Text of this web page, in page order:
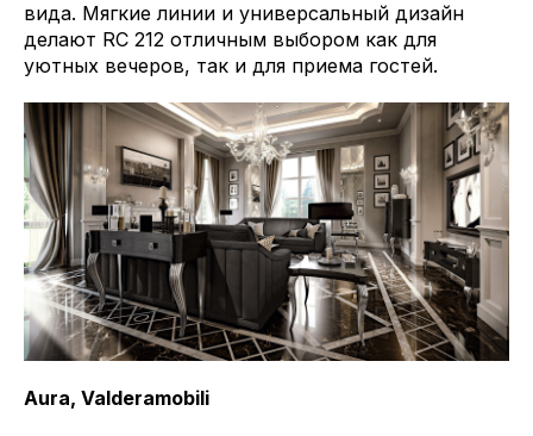
вида. Мягкие линии и универсальный дизайн
делают RC 212 отличным выбором как для
уютных вечеров, так и для приема гостей.
Aura, Valderamobili